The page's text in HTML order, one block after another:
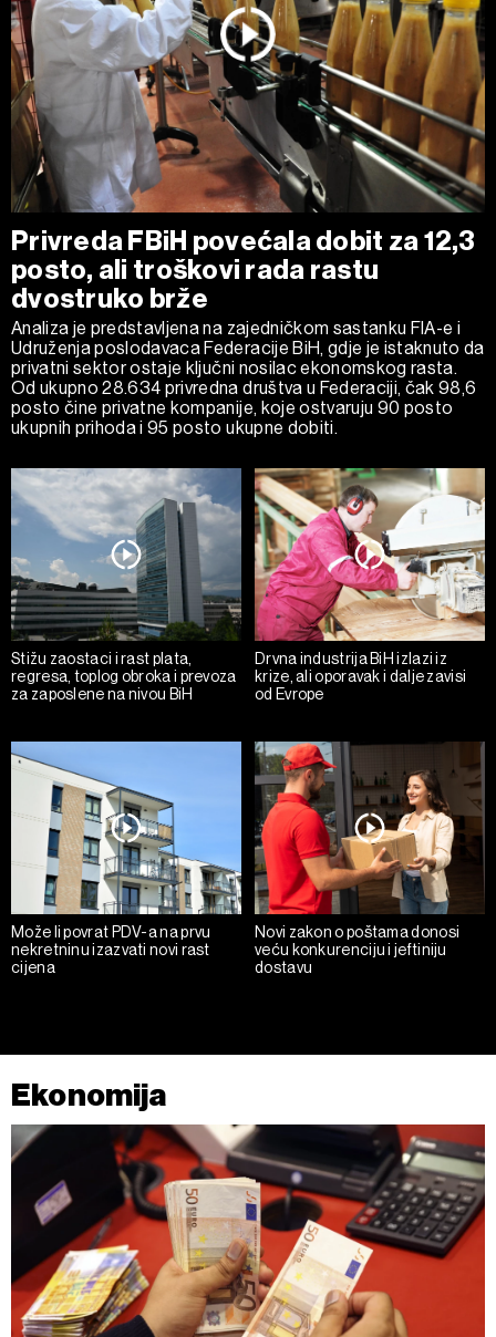
Privreda FBiH povećala dobit za 12,3
posto, ali troškovi rada rastu
dvostruko brže
Analiza je predstavljena na zajedničkom sastanku FIA-e i
Udruženja poslodavaca Federacije BiH, gdje je istaknuto da
privatni sektor ostaje ključni nosilac ekonomskog rasta.
Od ukupno 28.634 privredna društva u Federaciji, čak 98,6
posto čine privatne kompanije, koje ostvaruju 90 posto
ukupnih prihoda i 95 posto ukupne dobiti.
Stižu zaostaci i rast plata,
regresa, toplog obroka i prevoza
za zaposlene na nivou BiH
Drvna industrija BiH izlazi iz
krize, ali oporavak i dalje zavisi
od Evrope
Može li povrat PDV-a na prvu
nekretninu izazvati novi rast
cijena
Novi zakon o poštama donosi
veću konkurenciju i jeftiniju
dostavu
Ekonomija